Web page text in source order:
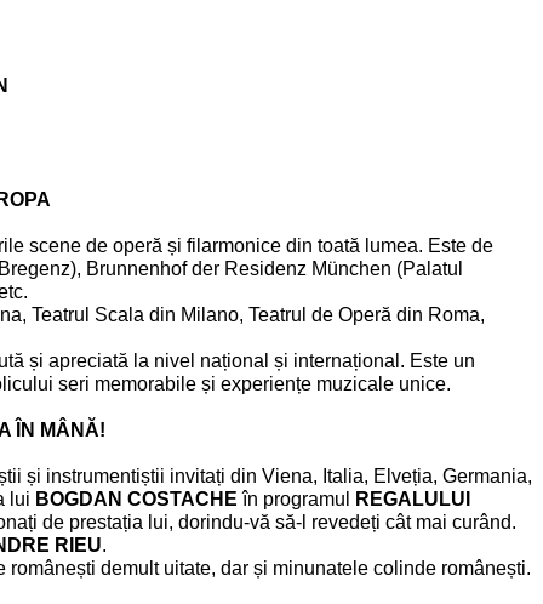
scene de operă și filarmonice din toată lumea. Este de
Brunnenhof der Residenz München (Palatul
Teatrul Scala din Milano, Teatrul de Operă din Roma,
și apreciată la nivel național și internațional. Este un
seri memorabile și experiențe muzicale unice.
ÎN MÂNĂ!
și instrumentiștii invitați din Viena, Italia, Elveția, Germania,
lui BOGDAN COSTACHE în programul
REGALULUI
de prestația lui, dorindu-vă să-l revedeți cât mai curând.
RIEU.
demult uitate, dar și minunatele colinde românești.